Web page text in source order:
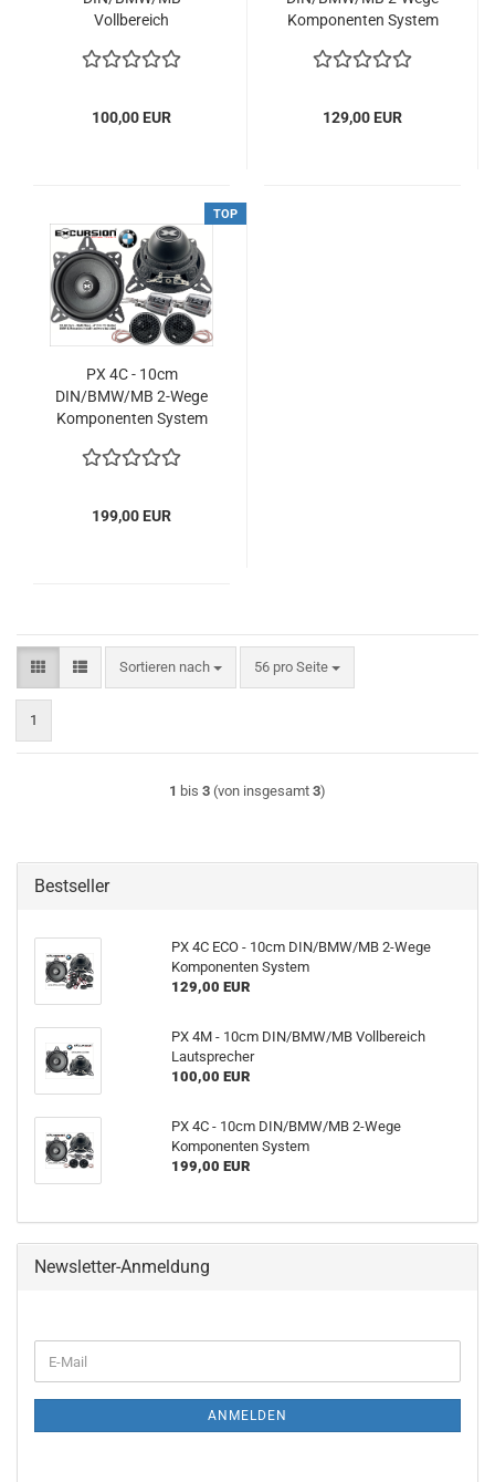
Vollbereich
100,00 EUR
Komponenten System
129,00 EUR
TOP
PX 4C - 10cm
DIN/BMW/MB 2-Wege
Komponenten System
199,00 EUR
Sortieren nach
Sortieren nach 56 pro Seite
pro Seite
1
1 bis 3 (von insgesamt 3)
Bestseller
PX 4C ECO - 10cm DIN/BMW/MB 2-Wege
Komponenten System
129,00 EUR
PX 4M - 10cm DIN/BMW/MB Vollbereich
Lautsprecher
100,00 EUR
PX 4C - 10cm DIN/BMW/MB 2-Wege
Komponenten System
199,00 EUR
Newsletter-Anmeldung
ZUR
E-
Mail
ANMELDEN